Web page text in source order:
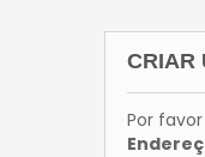
CRIAR
Por